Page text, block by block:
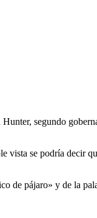
segundo
vista se podría decir
de pájaro» y de la